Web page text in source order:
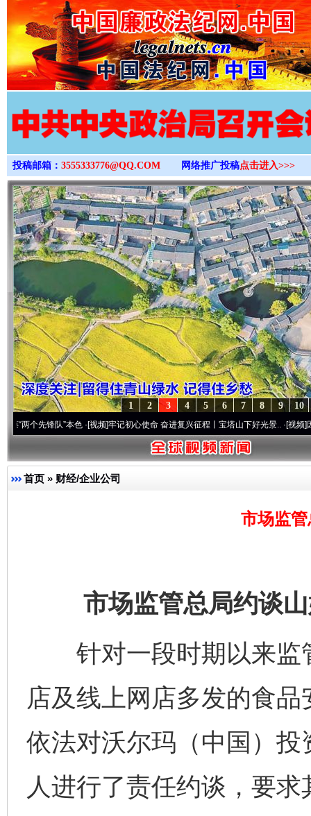
>
投稿邮箱： 3555333776@QQ.COM 网络推广投稿点击进入>>>
10
9
8
7
6
5
4
3
2
1
锋队”本色·[视频]牢记初心使命 奋进复兴征程丨宝塔山下好光景..·[视频]因党而生
首页 » 财经/企业公司
市场监
市场监管总局约谈山
针对一段时期以来监
店及线上网店多发的食
依法对沃尔玛（中国）
人进行了责任约谈，要